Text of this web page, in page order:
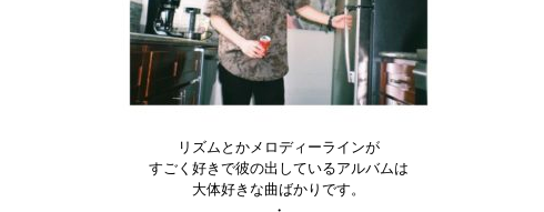
リズムとかメロディーラインが
すごく好きで彼の出しているアルバムは
大体好きな曲ばかりです。